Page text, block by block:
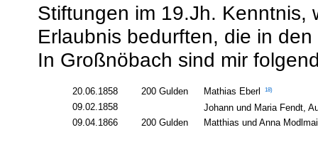
Stiftungen im 19.Jh. Kenntnis,
Erlaubnis bedurften, die in
In Großnöbach sind mir
20.06.1858 200 Gulden Mathias Eberl 18)
09.02.1858
Johann und Maria Fendt,
09.04.1866
200 Gulden Matthias und Anna